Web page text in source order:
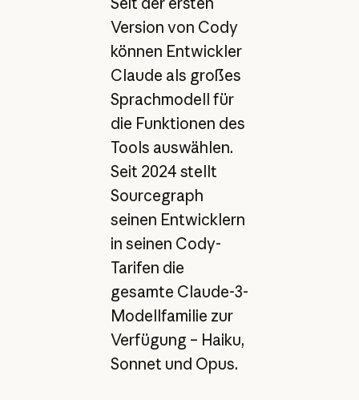
Version von Cody
können Entwickler
Claude als großes
Sprachmodell für
die Funktionen des
Tools auswählen.
Seit 2024 stellt
Sourcegraph
seinen Entwicklern
in seinen Cody-
Tarifen die
gesamte Claude-3-
Modellfamilie zur
Verfügung – Haiku,
Sonnet und Opus.